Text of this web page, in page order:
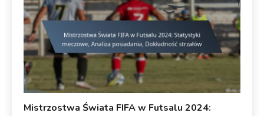
Mistrzostwa Świata FIFA w Futsalu 2024: